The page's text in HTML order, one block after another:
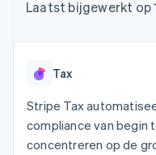
Toegang tot meer
Authorization
Boost
acceptatie
Link
Versneld afrekenen
Per
Bedrijf
Stripe
Laatst bijgewerkt op
Tax
Stripe Tax
compliance van begin
concentreren op de